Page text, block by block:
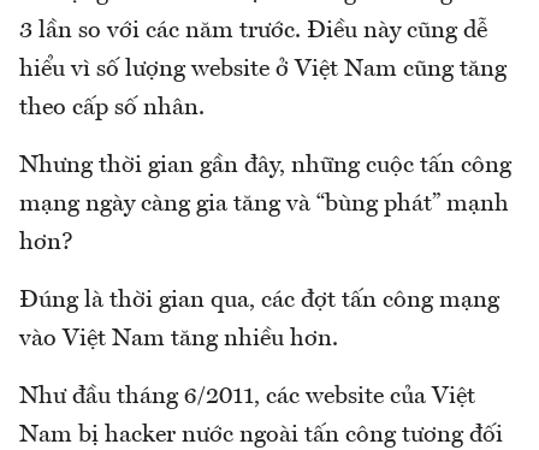
3 lần so với các năm trước. Điều này cũng dễ
hiểu vì số lượng website ở Việt Nam cũng tăng
theo cấp số nhân.
Nhưng thời gian gần đây, những cuộc tấn công
mạng ngày càng gia tăng và “bùng phát” mạnh
hơn?
Đúng là thời gian qua, các đợt tấn công mạng
vào Việt Nam tăng nhiều hơn.
Như đầu tháng 6/2011, các website của Việt
Nam bị hacker nước ngoài tấn công tương đối